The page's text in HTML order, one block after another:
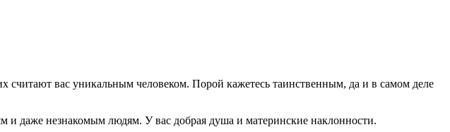
считают вас уникальным человеком. Порой кажетесь таинственным, да и в самом деле
и даже незнакомым людям. У вас добрая душа и материнские наклонности.